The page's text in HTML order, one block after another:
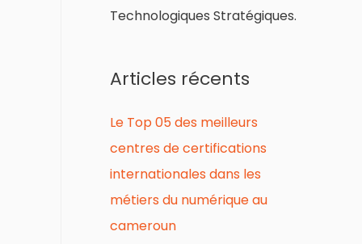
Technologiques Stratégiques.
Articles récents
Le Top 05 des meilleurs
centres de certifications
internationales dans les
métiers du numérique au
cameroun